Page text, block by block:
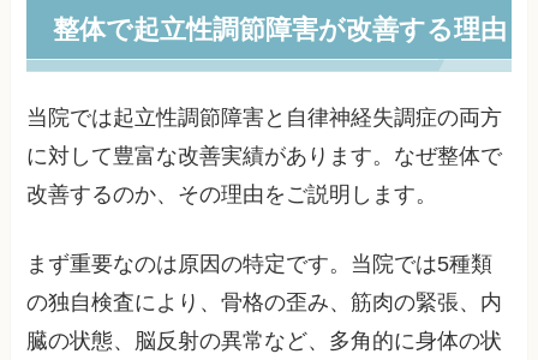
整体で起立性調節障害が改善する理由
当院では起立性調節障害と自律神経失調症の両方
に対して豊富な改善実績があります。なぜ整体で
改善するのか、その理由をご説明します。
まず重要なのは原因の特定です。当院では5種類
の独自検査により、骨格の歪み、筋肉の緊張、内
臓の状態、脳反射の異常など、多角的に身体の状